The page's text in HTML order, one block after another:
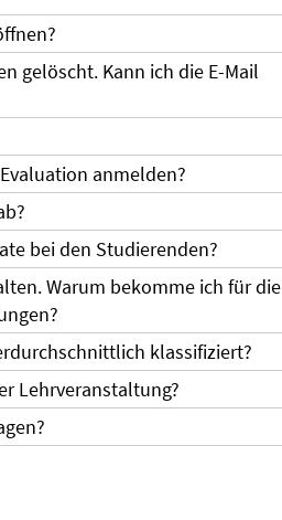
gelöscht. Kann ich die E-Mail
anmelden?
bei den Studierenden?
Warum bekomme ich für die
klassifiziert?
Lehrveranstaltung?